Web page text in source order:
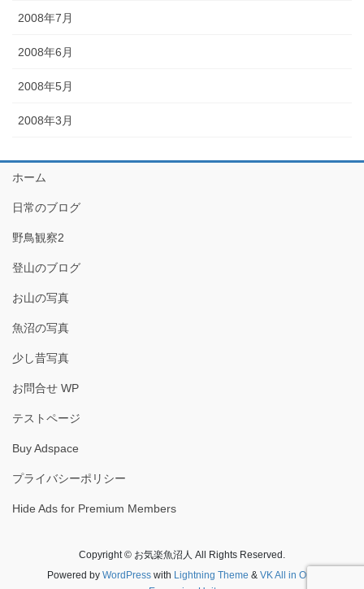
2008年7月
2008年6月
2008年5月
2008年3月
ホーム
日常のブログ
野鳥観察2
登山のブログ
お山の写真
魚沼の写真
少し昔写真
お問合せ WP
テストページ
Buy Adspace
プライバシーポリシー
Hide Ads for Premium Members
Copyright © お気楽魚沼人 All Rights Reserved.
Powered by WordPresswith Lightning Theme & VK All in One